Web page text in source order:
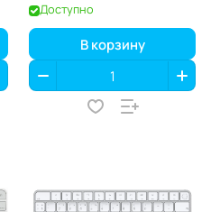
Доступно
В корзину